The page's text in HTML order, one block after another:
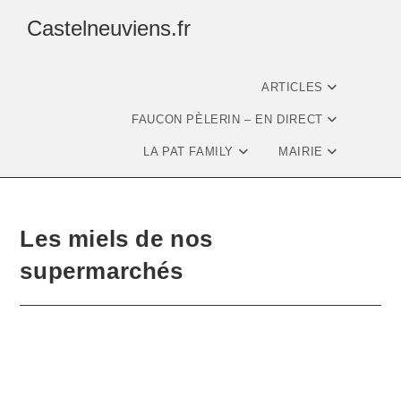
Castelneuviens.fr
ARTICLES
FAUCON PÈLERIN – EN DIRECT
LA PAT FAMILY MAIRIE
Les miels de nos
supermarchés